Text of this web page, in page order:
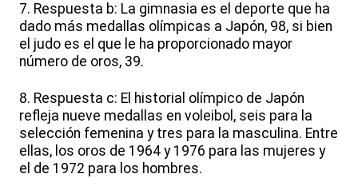
7. Respuesta b: La gimnasia es el deporte que ha
dado más medallas olímpicas a Japón, 98, si bien
el judo es el que le ha proporcionado mayor
número de oros, 39.
8. Respuesta c: El historial olímpico de Japón
refleja nueve medallas en voleibol, seis para la
selección femenina y tres para la masculina. Entre
ellas, los oros de 1964 y 1976 para las mujeres y
el de 1972 para los hombres.